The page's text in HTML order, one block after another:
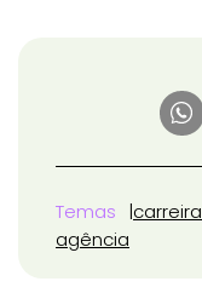
Temas carreira
agência